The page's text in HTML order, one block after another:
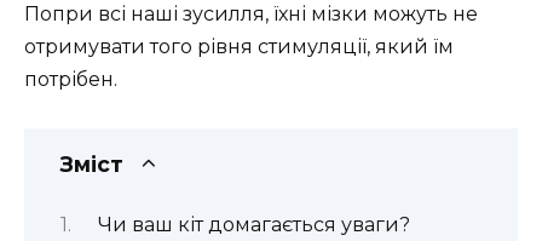
Попри всі наші зусилля, їхні мізки можуть не
отримувати того рівня стимуляції, який їм
потрібен.
Зміст
Чи ваш кіт домагається уваги?